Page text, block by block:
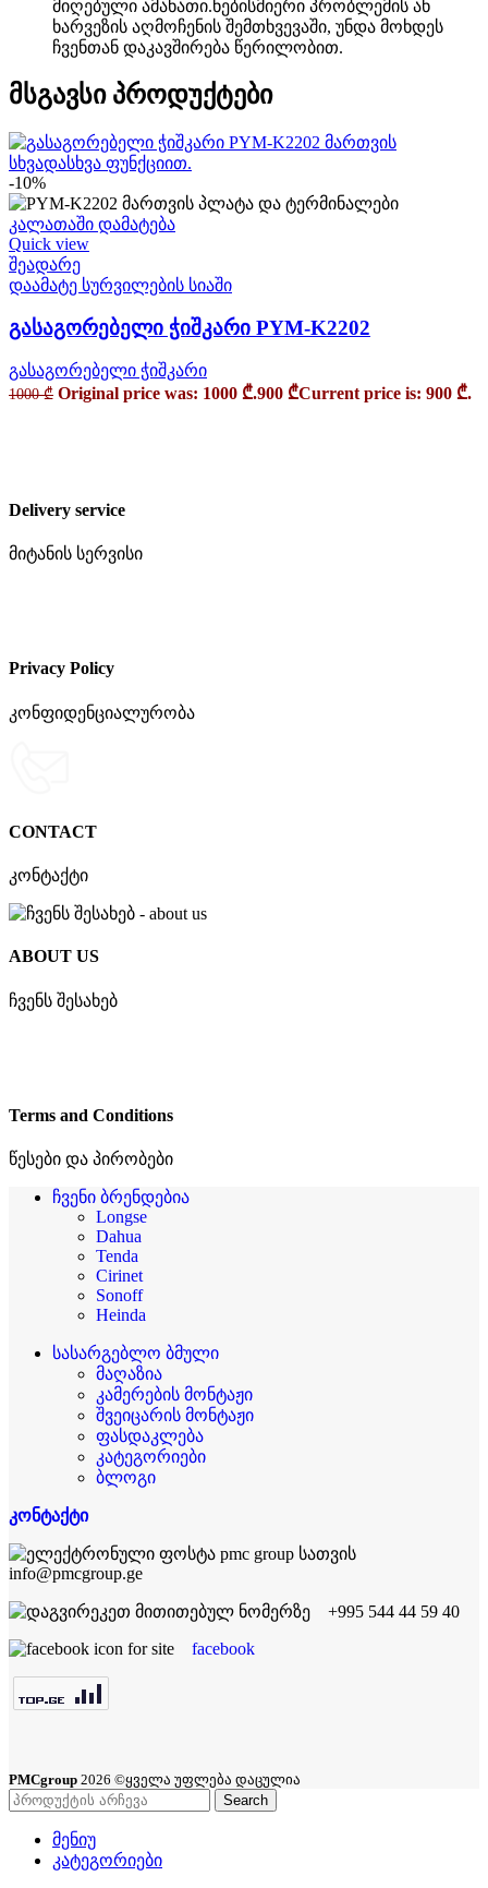
მიღებული ამანათი.ნებისმიერი პრობლემის ან
ხარვეზის აღმოჩენის შემთხვევაში, უნდა მოხდეს
ჩვენთან დაკავშირება წერილობით.
მსგავსი პროდუქტები
-10%
კალათაში დამატება
Quick view
შეადარე
დაამატე სურვილების სიაში
გასაგორებელი ჭიშკარი PYM-K2202
გასაგორებელი ჭიშკარი
1000₾ Original price was: 1000 ₾.900 ₾Current price is: 900 ₾.
Delivery service
მიტანის სერვისი
Privacy Policy
კონფიდენციალურობა
CONTACT
კონტაქტი
ABOUT US
ჩვენს შესახებ
Terms and Conditions
წესები და პირობები
ჩვენი ბრენდებია
Longse
Dahua
Tenda
Cirinet
Sonoff
Heinda
სასარგებლო ბმული
მაღაზია
კამერების მონტაჟი
შვეიცარის მონტაჟი
ფასდაკლება
კატეგორიები
ბლოგი
კონტაქტი
info@pmcgroup.ge
+995 544 44 59 40
facebook
PMCgroup 2026 ©ყველა უფლება დაცულია
Search
მენიუ
კატეგორიები